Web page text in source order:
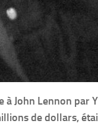
John Lennon par
de dollars,